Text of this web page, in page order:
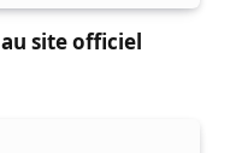
site officiel